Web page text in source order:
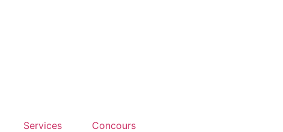
Services Concours